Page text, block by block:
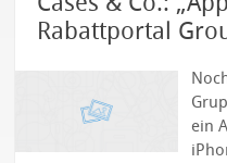
Rabattportal
ein